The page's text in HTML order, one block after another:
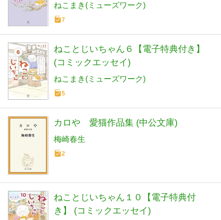
ねこまき(ミューズワーク)
7
ねことじいちゃん６【電子特典付き】
(コミックエッセイ)
ねこまき(ミューズワーク)
5
カロや 愛猫作品集 (中公文庫)
梅崎春生
2
ねことじいちゃん１０【電子特典付
き】 (コミックエッセイ)